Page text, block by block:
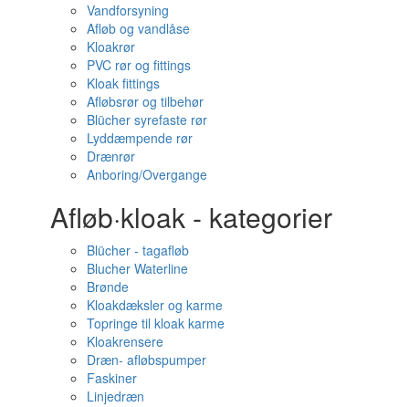
Vandforsyning
Afløb og vandlåse
Kloakrør
PVC rør og fittings
Kloak fittings
Afløbsrør og tilbehør
Blücher syrefaste rør
Lyddæmpende rør
Drænrør
Anboring/Overgange
Afløb·kloak - kategorier
Blücher - tagafløb
Blucher Waterline
Brønde
Kloakdæksler og karme
Topringe til kloak karme
Kloakrensere
Dræn- afløbspumper
Faskiner
Linjedræn